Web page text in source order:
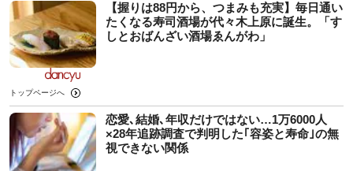
【握りは88円から、つまみも充実】毎日通い
たくなる寿司酒場が代々木上原に誕生。「す
しとおばんざい酒場ゑんがわ」
トップページへ
恋愛､結婚､年収だけではない…1万6000人
×28年追跡調査で判明した｢容姿と寿命｣の無
視できない関係